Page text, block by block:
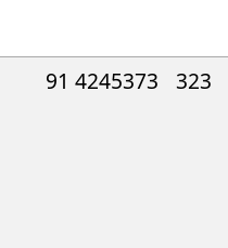
91 4245373 323